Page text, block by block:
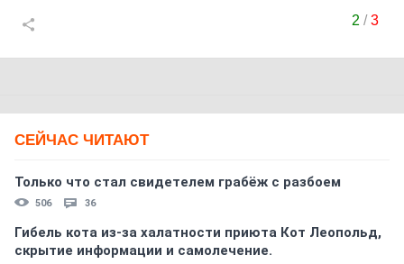
2 /3
СЕЙЧАС ЧИТАЮТ
Только что стал свидетелем грабёж с разбоем
506 36
Гибель кота из-за халатности приюта Кот Леопольд,
скрытиe информации и самолечение.